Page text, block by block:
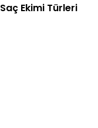
Saç Ekimi Türleri